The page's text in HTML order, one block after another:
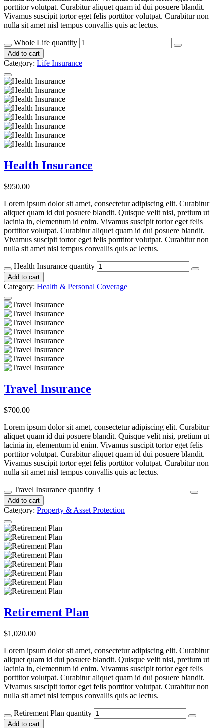
porttitor volutpat. Curabitur aliquet quam id dui posuere blandit.
Vivamus suscipit tortor eget felis porttitor volutpat. Curabitur non
nulla sit amet nisl tempus convallis quis ac lectus.
Whole Life quantity
Add to cart
Category: Life Insurance
Health Insurance
$950.00
Lorem ipsum dolor sit amet, consectetur adipiscing elit. Curabitur
aliquet quam id dui posuere blandit. Quisque velit nisi, pretium ut
lacinia in, elementum id enim. Vivamus suscipit tortor eget felis
porttitor volutpat. Curabitur aliquet quam id dui posuere blandit.
Vivamus suscipit tortor eget felis porttitor volutpat. Curabitur non
nulla sit amet nisl tempus convallis quis ac lectus.
Health Insurance quantity
Add to cart
Category: Health & Personal Coverage
Travel Insurance
$700.00
Lorem ipsum dolor sit amet, consectetur adipiscing elit. Curabitur
aliquet quam id dui posuere blandit. Quisque velit nisi, pretium ut
lacinia in, elementum id enim. Vivamus suscipit tortor eget felis
porttitor volutpat. Curabitur aliquet quam id dui posuere blandit.
Vivamus suscipit tortor eget felis porttitor volutpat. Curabitur non
nulla sit amet nisl tempus convallis quis ac lectus.
Travel Insurance quantity
Add to cart
Category: Property & Asset Protection
Retirement Plan
$1,020.00
Lorem ipsum dolor sit amet, consectetur adipiscing elit. Curabitur
aliquet quam id dui posuere blandit. Quisque velit nisi, pretium ut
lacinia in, elementum id enim. Vivamus suscipit tortor eget felis
porttitor volutpat. Curabitur aliquet quam id dui posuere blandit.
Vivamus suscipit tortor eget felis porttitor volutpat. Curabitur non
nulla sit amet nisl tempus convallis quis ac lectus.
Retirement Plan quantity
Add to cart